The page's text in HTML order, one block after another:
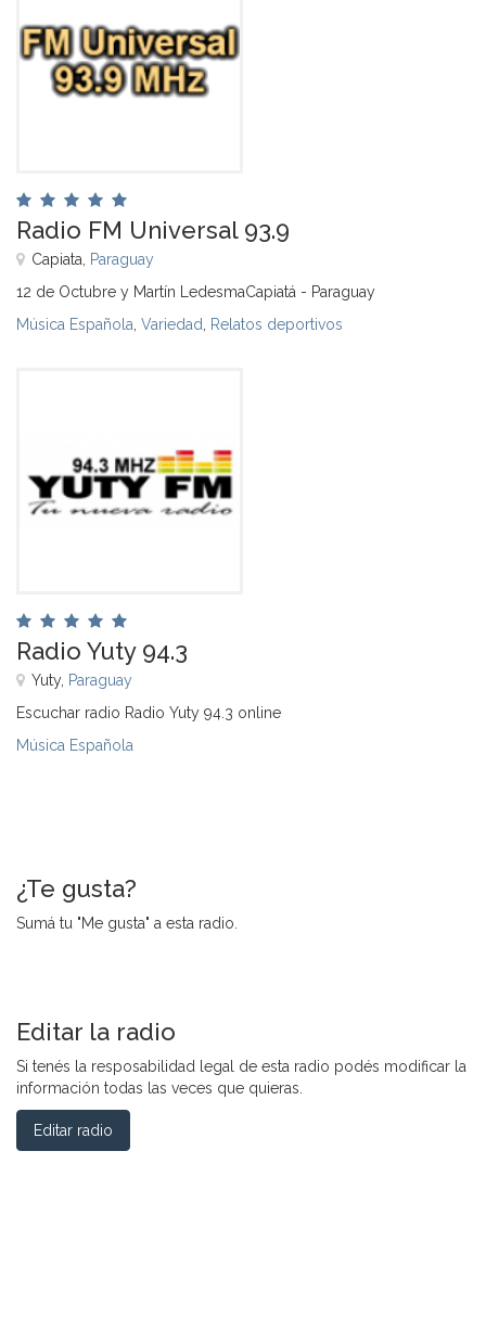
Radio FM Universal 93.9
Capiata, Paraguay
12 de Octubre y Martín LedesmaCapiatá - Paraguay
Música Española Variedad Relatos deportivos
Radio Yuty 94.3
Yuty, Paraguay
Escuchar radio Radio Yuty 94.3 online
Música Española
¿Te gusta?
Sumá tu "Me gusta" a esta radio.
Editar la radio
Si tenés la resposabilidad legal de esta radio podés modificar la
información todas las veces que quieras.
Editar radio